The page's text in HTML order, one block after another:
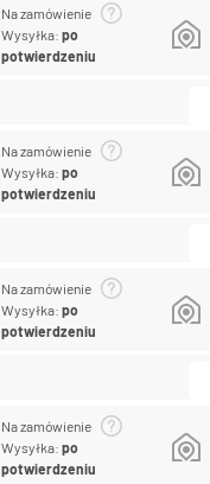
Na zamówienie
Wysyłka:po
potwierdzeniu
Na zamówienie
Wysyłka:po
potwierdzeniu
Na zamówienie
Wysyłka:po
potwierdzeniu
Na zamówienie
Wysyłka:po
potwierdzeniu